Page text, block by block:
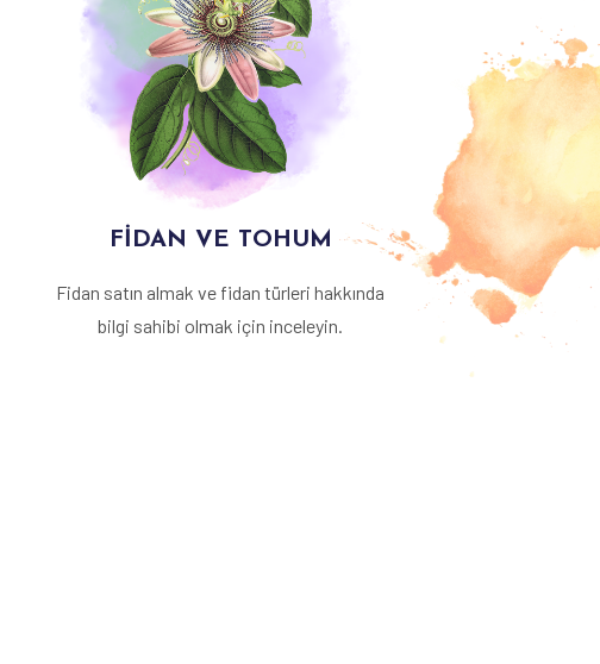
FİDAN VE TOHUM
Fidan satın almak ve fidan türleri hakkında
bilgi sahibi olmak için inceleyin.